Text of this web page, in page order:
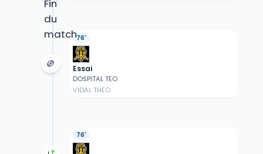
76'
Essai
DOSPITAL TEO
VIDAL THEO
76'